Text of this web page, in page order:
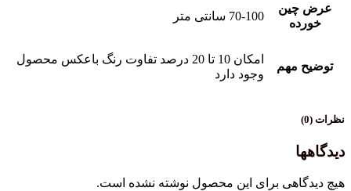
عرض چین
خورده
70-100 سانتی متر
توضیح مهم
امکان 10 تا 20 درصد تفاوت رنگ باعکس محصول
وجود دارد
نظرات (0)
دیدگاهها
هیچ دیدگاهی برای این محصول نوشته نشده است.